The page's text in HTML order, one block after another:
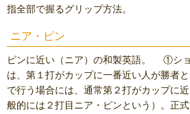
指全部で握るグリップ方法。
ニア・ピン
ピンに近い（ニア）の和製英語。 ①シ
は、第１打がカップに一番近い人が勝者
で行う場合には、通常第２打がカップに
般的には２打目ニア・ピンという）。正